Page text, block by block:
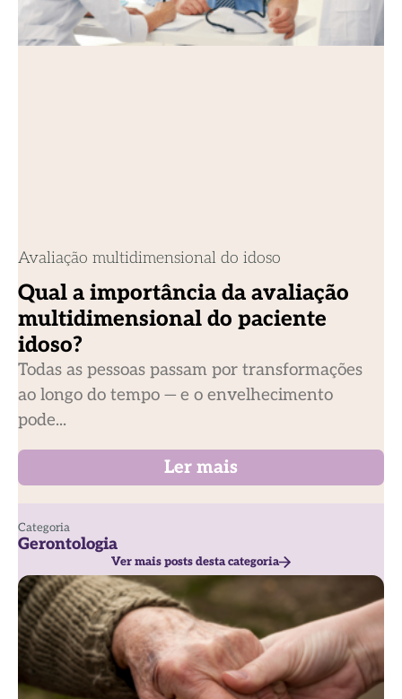
Avaliação multidimensional do idoso
Qual a importância da avaliação
multidimensional do paciente
idoso?
Todas as pessoas passam por transformações
ao longo do tempo — e o envelhecimento
pode...
Ler mais
Categoria
Gerontologia
Ver mais posts desta categoria